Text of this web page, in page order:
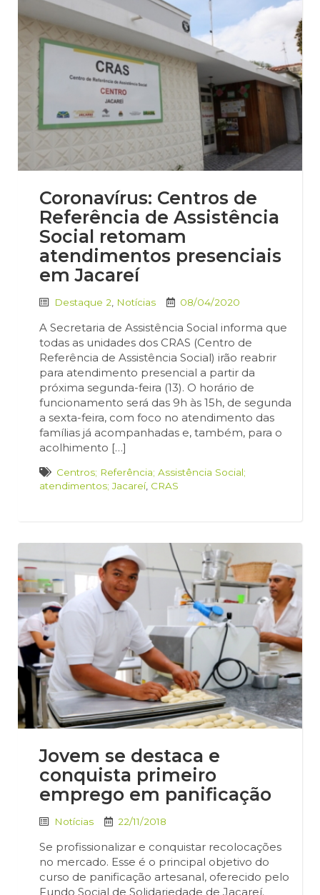
Coronavírus: Centros de
Referência de Assistência
Social retomam
atendimentos presenciais
em Jacareí
Destaque 2 Notícias 08/04/2020
A Secretaria de Assistência Social informa que
todas as unidades dos CRAS (Centro de
Referência de Assistência Social) irão reabrir
para atendimento presencial a partir da
próxima segunda-feira (13). O horário de
funcionamento será das 9h às 15h, de segunda
a sexta-feira, com foco no atendimento das
famílias já acompanhadas e, também, para o
acolhimento […]
Centros; Referência; Assistência Social;
atendimentos; Jacareí, CRAS
Jovem se destaca e
conquista primeiro
emprego em panificação
Notícias 22/11/2018
Se profissionalizar e conquistar recolocações
no mercado. Esse é o principal objetivo do
curso de panificação artesanal, oferecido pelo
Fundo Social de Solidariedade de Jacareí.